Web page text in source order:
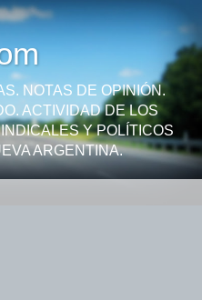
NOTAS DE OPINIÓN.
ACTIVIDAD DE LOS
Y POLÍTICOS
ARGENTINA.